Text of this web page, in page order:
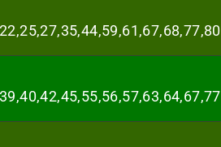
25,27,35,44,59,61,67,68,77,80
40,42,45,55,56,57,63,64,67,77